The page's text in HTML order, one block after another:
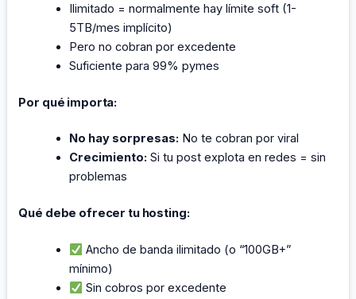
Ilimitado = normalmente hay límite soft (1-
5TB/mes implícito)
Pero no cobran por excedente
Suficiente para 99% pymes
Por qué importa:
No hay sorpresas: No te cobran por viral
Crecimiento: Si tu post explota en redes = sin
problemas
Qué debe ofrecer tu hosting:
Ancho de banda ilimitado (o “100GB+”
mínimo)
Sin cobros por excedente